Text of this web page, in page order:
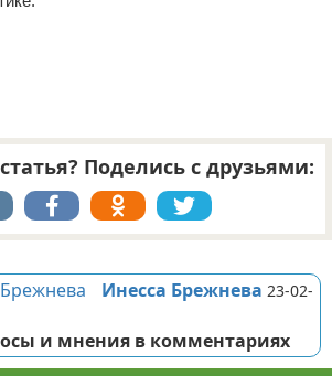
Поделись с друзьями:
Инесса Брежнева 23-02-
и мнения в комментариях